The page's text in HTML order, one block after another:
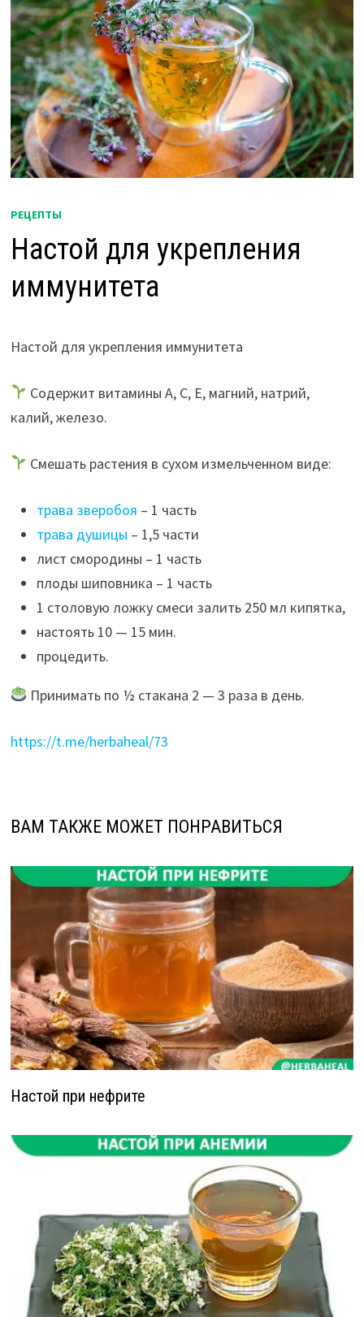
РЕЦЕПТЫ
Настой для укрепления
иммунитета
Настой для укрепления иммунитета
Содержит витамины А, С, Е, магний, натрий,
калий, железо.
Смешать растения в сухом измельченном виде:
трава зверобоя – 1 часть
трава душицы – 1,5 части
лист смородины – 1 часть
плоды шиповника – 1 часть
1 столовую ложку смеси залить 250 мл кипятка,
настоять 10 — 15 мин.
процедить.
Принимать по ½ стакана 2 — 3 раза в день.
https://t.me/herbaheal/73
ВАМ ТАКЖЕ МОЖЕТ ПОНРАВИТЬСЯ
Настой при нефрите